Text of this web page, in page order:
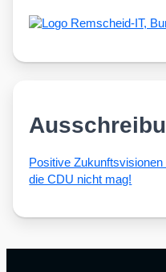
Posi­ti­ve
die CDU nicht mag!